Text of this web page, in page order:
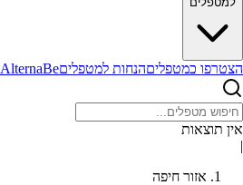
הצטרפו כמטפליםהנחות למטפליםAlternaBe למטפלים
אין תוצאות
|
אזור חיפה